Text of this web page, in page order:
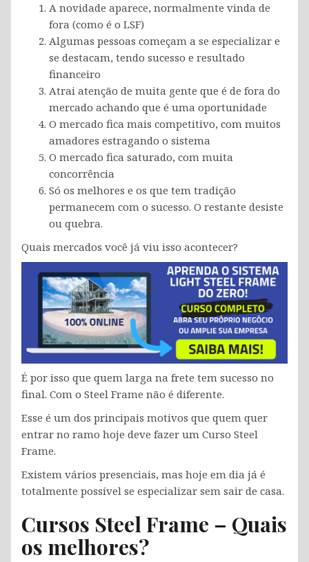
A novidade aparece, normalmente vinda de
fora (como é o LSF)
Algumas pessoas começam a se especializar e
se destacam, tendo sucesso e resultado
financeiro
Atrai atenção de muita gente que é de fora do
mercado achando que é uma oportunidade
O mercado fica mais competitivo, com muitos
amadores estragando o sistema
O mercado fica saturado, com muita
concorrência
Só os melhores e os que tem tradição
permanecem com o sucesso. O restante desiste
ou quebra.
Quais mercados você já viu isso acontecer?
É por isso que quem larga na frete tem sucesso no
final. Com o Steel Frame não é diferente.
Esse é um dos principais motivos que quem quer
entrar no ramo hoje deve fazer um Curso Steel
Frame.
Existem vários presenciais, mas hoje em dia já é
totalmente possível se especializar sem sair de casa.
Cursos Steel Frame – Quais
os melhores?